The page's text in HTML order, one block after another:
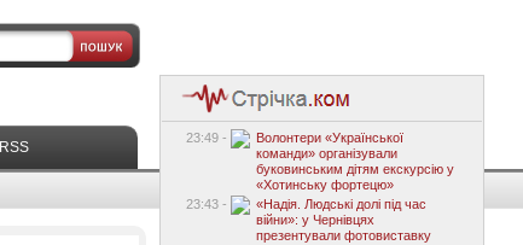
RSS
23:49 -
Волонтери «Української
команди» організували
буковинським дітям екскурсію у
«Хотинську фортецю»
23:43 -
«Надія. Людські долі під час
війни»: у Чернівцях
презентували фотовиставку